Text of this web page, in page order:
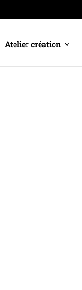
Atelier création